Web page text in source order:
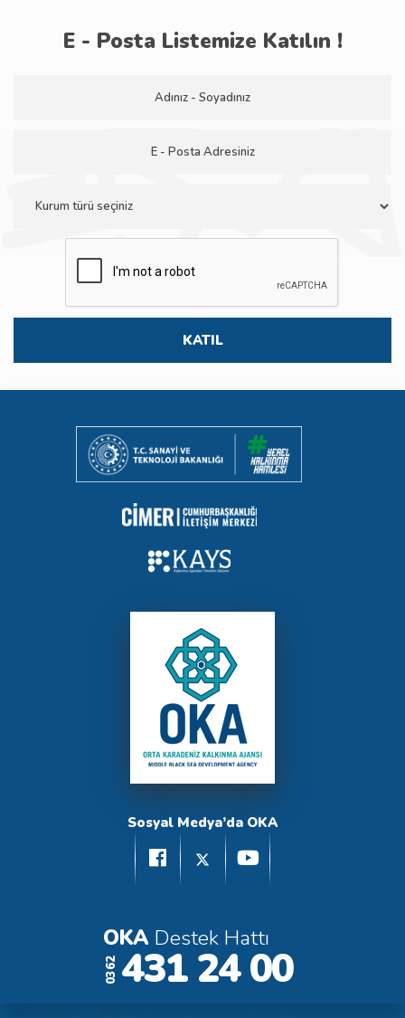
E - Posta Listemize Katılın !
Sosyal Medya’da OKA
OKA Destek Hattı
0362 431 24 00